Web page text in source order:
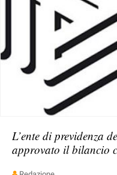
L’ente di previdenza
approvato il bilancio